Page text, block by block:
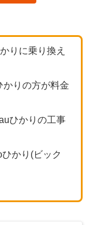
りに乗り換え
りの方が料金
ひかりの工事
かり(ビック